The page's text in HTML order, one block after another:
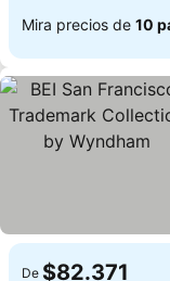
Mira precios de 10
De $82.371